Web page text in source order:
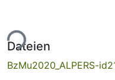
Dateien
BzMu2020_ALPERS-